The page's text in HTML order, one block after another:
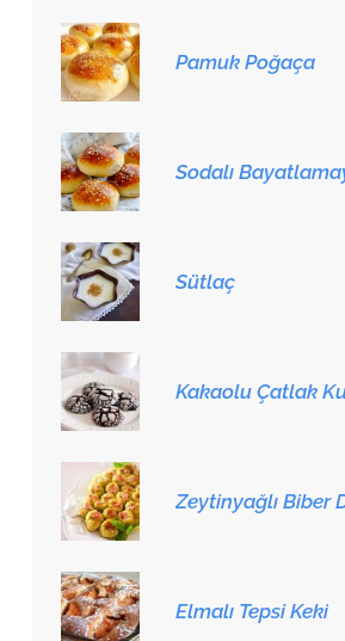
Pamuk Poğaça
Sodalı
Sütlaç
Kakaolu Çatlak
Zeytinyağlı Biber
Elmalı Tepsi Keki